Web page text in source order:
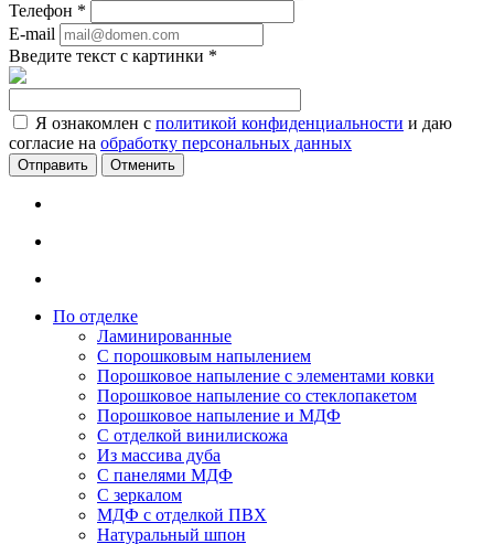
Телефон *
E-mail
Введите текст с картинки *
Я ознакомлен с политикой конфиденциальности и даю
согласие на обработку персональных данных
Отменить
По отделке
Ламинированные
С порошковым напылением
Порошковое напыление с элементами ковки
Порошковое напыление со стеклопакетом
Порошковое напыление и МДФ
С отделкой винилискожа
Из массива дуба
С панелями МДФ
С зеркалом
МДФ с отделкой ПВХ
Натуральный шпон